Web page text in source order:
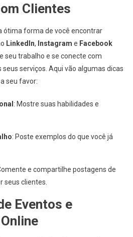
Clientes
ótima forma de você encontrar
LinkedIn, Instagram e Facebook
seu trabalho e se conecte com
serviços. Aqui vão algumas dicas
seu favor:
: Mostre suas habilidades e
: Poste exemplos do que você já
e compartilhe postagens de
seus clientes.
Eventos e